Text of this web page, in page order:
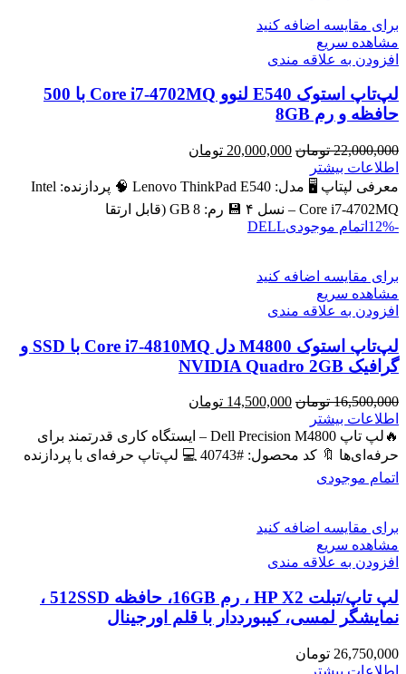
برای مقایسه اضافه کنید
مشاهده سریع
افزودن به علاقه مندی
لپ‌تاپ استوک E540 لنوو Core i7-4702MQ با 500
حافظه و رم 8GB
22,000,000 تومان قیمت
22,000,000 تومان
20,000,000 تومان
20,000,000 تومان
است.
اطلاعات بیشتر
معرفی لپتاپ 🖥️ مدل: Lenovo ThinkPad E540 🧠 پردازنده: Intel
Core i7‑4702MQ – نسل ۴ 💾 رم: 8 GB (قابل ارتقا
-12%
اتمام موجودیDELL
برای مقایسه اضافه کنید
مشاهده سریع
افزودن به علاقه مندی
لپ‌تاپ استوک M4800 دل Core i7-4810MQ با SSD و
گرافیک NVIDIA Quadro 2GB
16,500,000 تومان قیمت
16,500,000 تومان
بود.
14,500,000 تومان
14,500,000 تومان
است.
اطلاعات بیشتر
🔥لپ تاپ Dell Precision M4800 – ایستگاه کاری قدرتمند برای
حرفه‌ای‌ها 🔖 کد محصول: #40743 💻 لپ‌تاپ حرفه‌ای با پردازنده
اتمام موجودی
برای مقایسه اضافه کنید
مشاهده سریع
افزودن به علاقه مندی
لپ تاپ/تبلت HP X2 ، رم 16GB، حافظه 512SSD ،
نمایشگر لمسی، کیبورددار با قلم اورجینال
26,750,000 تومان
اطلاعات بیشتر